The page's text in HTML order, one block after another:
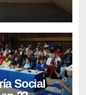
Social